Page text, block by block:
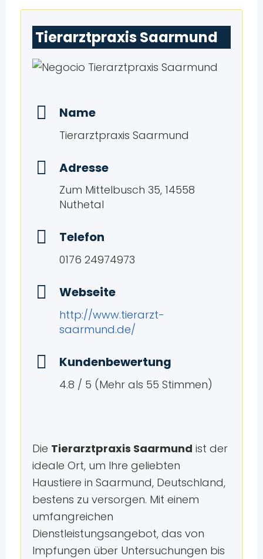
Tierarztpraxis Saarmund
Name
Tierarztpraxis Saarmund
Adresse
Zum Mittelbusch 35, 14558
Nuthetal
Telefon
0176 24974973
Webseite
http://www.tierarzt-
saarmund.de/
Kundenbewertung
4.8 / 5 (Mehr als 55 Stimmen)
Die Tierarztpraxis Saarmund ist der
ideale Ort, um Ihre geliebten
Haustiere in Saarmund, Deutschland,
bestens zu versorgen. Mit einem
umfangreichen
Dienstleistungsangebot, das von
Impfungen über Untersuchungen bis